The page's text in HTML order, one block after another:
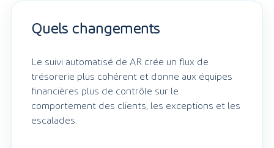
Quels changements
Le suivi automatisé de AR crée un flux de
trésorerie plus cohérent et donne aux équipes
financières plus de contrôle sur le
comportement des clients, les exceptions et les
escalades.